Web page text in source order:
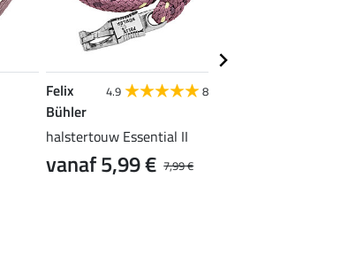
Felix
Bühler
4.9 8
halstertouw Essential II
7,99 €
vanaf 5,99 €